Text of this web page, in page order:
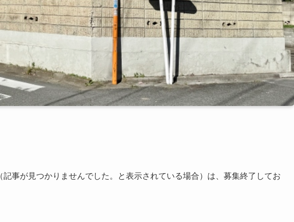
事が見つかりませんでした。と表示されている場合）は、募集終了してお